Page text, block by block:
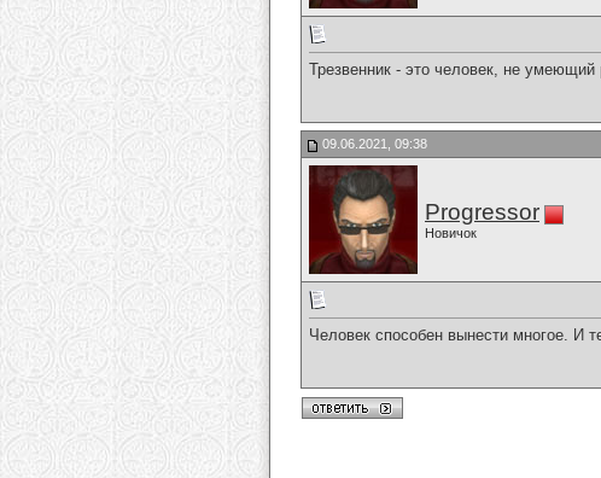
Трезвенник - это человек, не умеющий
09.06.2021, 09:38
Progressor
Новичок
Человек способен вынести многое. И